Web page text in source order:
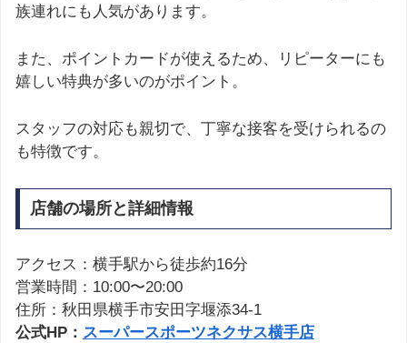
族連れにも人気があります。
また、ポイントカードが使えるため、リピーターにも
嬉しい特典が多いのがポイント。
スタッフの対応も親切で、丁寧な接客を受けられるの
も特徴です。
店舗の場所と詳細情報
アクセス：横手駅から徒歩約16分
営業時間：10:00〜20:00
住所：秋田県横手市安田字堰添34-1
公式HP： スーパースポーツネクサス横手店